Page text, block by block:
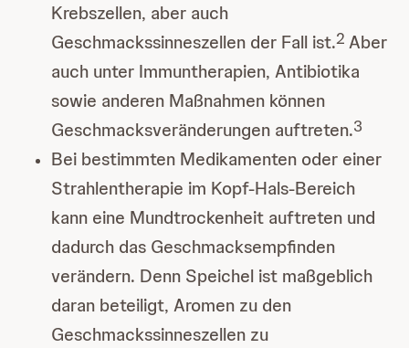
Krebszellen, aber auch
Geschmackssinneszellen der Fall ist.2 Aber
auch unter Immuntherapien, Antibiotika
sowie anderen Maßnahmen können
Geschmacksveränderungen auftreten.3
Bei bestimmten Medikamenten oder einer
Strahlentherapie im Kopf-Hals-Bereich
kann eine Mundtrockenheit auftreten und
dadurch das Geschmacksempfinden
verändern. Denn Speichel ist maßgeblich
daran beteiligt, Aromen zu den
Geschmackssinneszellen zu